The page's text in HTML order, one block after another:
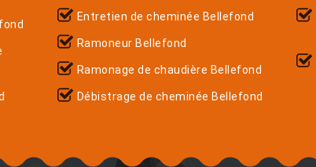
Entretien de cheminée Bellefond
Ramoneur Bellefond
Ramonage de chaudière Bellefond
Débistrage de cheminée Bellefond